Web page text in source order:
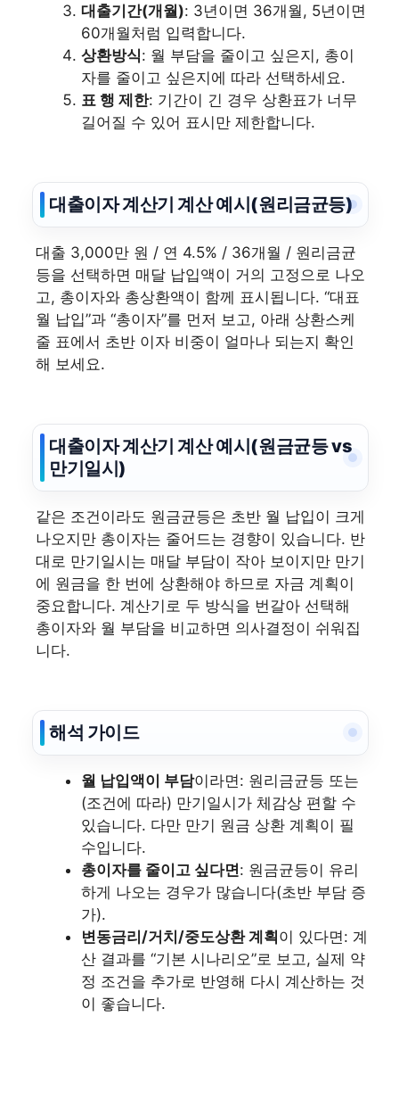
대출기간(개월): 3년이면 36개월, 5년이면
60개월처럼 입력합니다.
상환방식: 월 부담을 줄이고 싶은지, 총이
자를 줄이고 싶은지에 따라 선택하세요.
표 행 제한: 기간이 긴 경우 상환표가 너무
길어질 수 있어 표시만 제한합니다.
대출이자 계산기 계산 예시(원리금균등)
대출 3,000만 원 / 연 4.5% / 36개월 / 원리금균
등을 선택하면 매달 납입액이 거의 고정으로 나오
고, 총이자와 총상환액이 함께 표시됩니다. “대표
월 납입”과 “총이자”를 먼저 보고, 아래 상환스케
줄 표에서 초반 이자 비중이 얼마나 되는지 확인
해 보세요.
대출이자 계산기 계산 예시(원금균등 vs
만기일시)
같은 조건이라도 원금균등은 초반 월 납입이 크게
나오지만 총이자는 줄어드는 경향이 있습니다. 반
대로 만기일시는 매달 부담이 작아 보이지만 만기
에 원금을 한 번에 상환해야 하므로 자금 계획이
중요합니다. 계산기로 두 방식을 번갈아 선택해
총이자와 월 부담을 비교하면 의사결정이 쉬워집
니다.
해석 가이드
월 납입액이 부담이라면: 원리금균등 또는
(조건에 따라) 만기일시가 체감상 편할 수
있습니다. 다만 만기 원금 상환 계획이 필
수입니다.
총이자를 줄이고 싶다면: 원금균등이 유리
하게 나오는 경우가 많습니다(초반 부담 증
가).
변동금리/거치/중도상환 계획이 있다면: 계
산 결과를 “기본 시나리오”로 보고, 실제 약
정 조건을 추가로 반영해 다시 계산하는 것
이 좋습니다.